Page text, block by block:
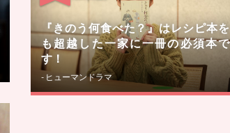
『きのう何食べた？』はレシピ本を
も超越した一家に一冊の必須本で
す！
- ヒューマンドラマ